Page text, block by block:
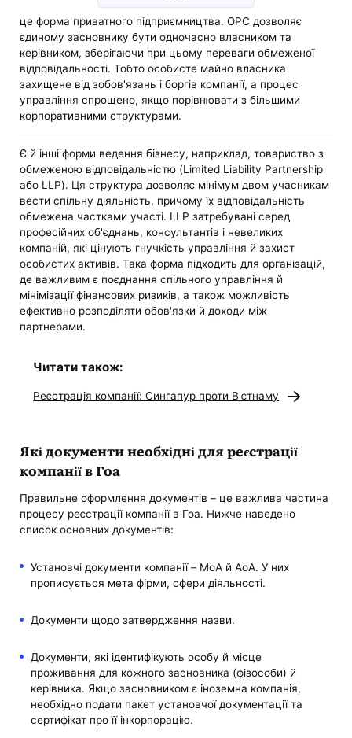
це форма приватного підприємництва. OPC дозволяє
єдиному засновнику бути одночасно власником та
керівником, зберігаючи при цьому переваги обмеженої
відповідальності. Тобто особисте майно власника
захищене від зобов'язань і боргів компанії, а процес
управління спрощено, якщо порівнювати з більшими
корпоративними структурами.
Є й інші форми ведення бізнесу, наприклад, товариство з
обмеженою відповідальністю (Limited Liability Partnership
або LLP). Ця структура дозволяє мінімум двом учасникам
вести спільну діяльність, причому їх відповідальність
обмежена частками участі. LLP затребувані серед
професійних об'єднань, консультантів і невеликих
компаній, які цінують гнучкість управління й захист
особистих активів. Така форма підходить для організацій,
де важливим є поєднання спільного управління й
мінімізації фінансових ризиків, а також можливість
ефективно розподіляти обов'язки й доходи між
партнерами.
Читати також:
Реєстрація компанії: Сингапур проти В'єтнаму
Які документи необхідні для реєстрації
компанії в Гоа
Правильне оформлення документів – це важлива частина
процесу реєстрації компанії в Гоа. Нижче наведено
список основних документів:
Установчі документи компанії – MoA й AoA. У них
прописується мета фірми, сфери діяльності.
Документи щодо затвердження назви.
Документи, які ідентифікують особу й місце
проживання для кожного засновника (фізособи) й
керівника. Якщо засновником є ​​іноземна компанія,
необхідно подати пакет установчої документації та
сертифікат про її інкорпорацію.